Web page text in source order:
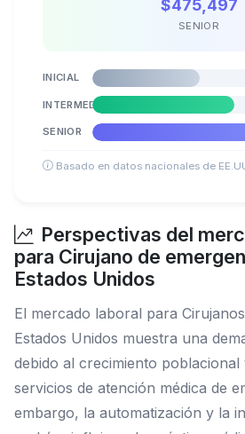
$475,497
SENIOR
INICIAL
INTERMEDIO
SENIOR
Basado en datos nacionales de
Perspectivas del
para Cirujano de
Estados Unidos
El mercado laboral para
Estados Unidos muestra una
debido al crecimiento poblacional
servicios de atención médica de
embargo, la automatización y la